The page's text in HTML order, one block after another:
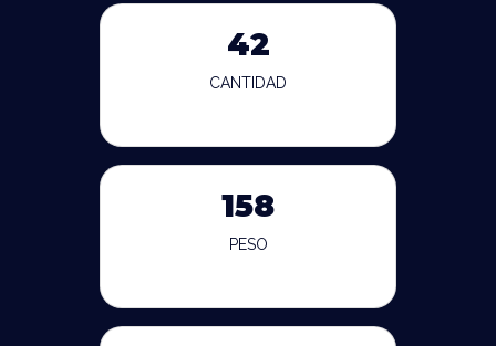
42
CANTIDAD
158
PESO